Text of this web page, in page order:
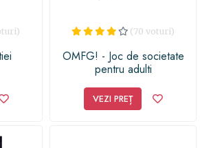
(70 voturi)
OMFG! - Joc de societate
pentru adulti
VEZI PREȚ